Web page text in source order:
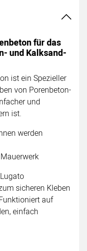
für das
und Kalksand-
ist ein Spezieller
von Porenbeton-
und
ist.
werden
sicheren Kleben
auf
einfach